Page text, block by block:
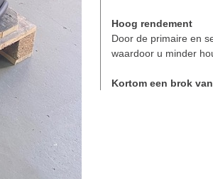
Hoog rendement
Door de primaire en
waardoor u minder
Kortom een brok